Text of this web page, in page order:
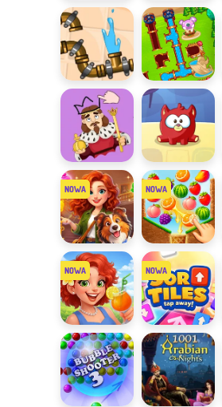
Kolejowe
zagadki
Wyparkuj
mnie
Zaradny
hydraulik
Świat
rurociągów
Draw One
Part
Nakarm
łasucha
Mansion
Story Match
Fruit Match
Merge
Lagoon
Sort Tiles